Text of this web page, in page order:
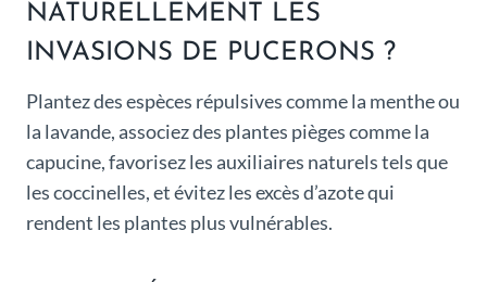
NATURELLEMENT LES
INVASIONS DE PUCERONS ?
Plantez des espèces répulsives comme la menthe ou
la lavande, associez des plantes pièges comme la
capucine, favorisez les auxiliaires naturels tels que
les coccinelles, et évitez les excès d’azote qui
rendent les plantes plus vulnérables.